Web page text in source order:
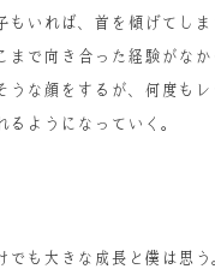
もいれば、首を傾げてしま
まで向き合った経験がな
うな顔をするが、何度もレ
ようになっていく。
でも大きな成長と僕は思